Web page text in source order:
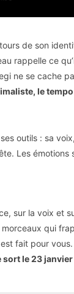
de son
rappelle ce
ne se cache
le
outils : sa
Les
sur la voix
qui
fait pour
sort le 23